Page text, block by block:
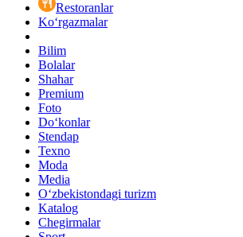
Restoranlar
Ko‘rgazmalar
Bilim
Bolalar
Shahar
Premium
Foto
Do‘konlar
Stendap
Texno
Moda
Media
O‘zbekistondagi turizm
Katalog
Chegirmalar